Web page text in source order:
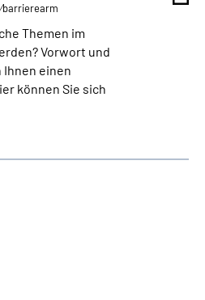
Themen im
Vorwort und
einen
können Sie sich